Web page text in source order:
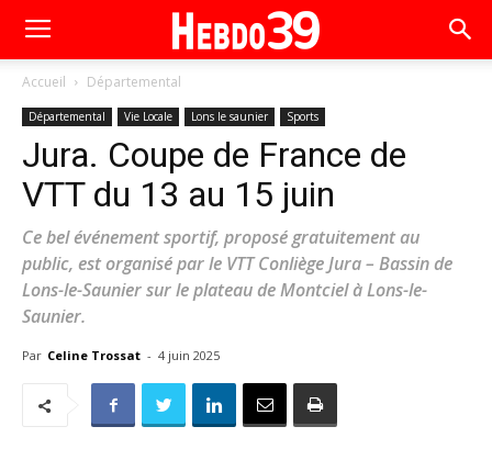
Accueil Départemental
Départemental Vie Locale Lons le saunier Sports
Jura. Coupe de France de
VTT du 13 au 15 juin
Ce bel événement sportif, proposé gratuitement au
public, est organisé par le VTT Conliège Jura – Bassin de
Lons-le-Saunier sur le plateau de Montciel à Lons-le-
Saunier.
Par Celine Trossat - 4 juin 2025